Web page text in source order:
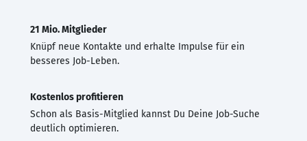
21 Mio. Mitglieder
Knüpf neue Kontakte und erhalte Impulse für ein
besseres Job-Leben.
Kostenlos profitieren
Schon als Basis-Mitglied kannst Du Deine Job-Suche
deutlich optimieren.